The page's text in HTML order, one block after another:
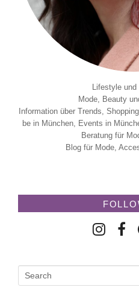
Lifestyle
Mode, Beauty
Information über Trends,
be in München, Events in
Beratung für
Blog für Mode,